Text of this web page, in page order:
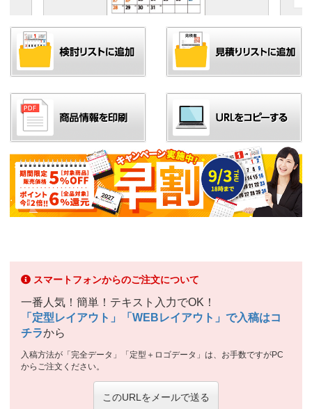
スマートフォンからのご注文について
一番人気！簡単！テキスト入力でOK！
「定型レイアウト」「WEBレイアウト」で入稿はコ
チラから
入稿方法が「完全データ」「定型＋ロゴデータ」は、お手数ですがPC
からご注文ください。
このURLをメールで送る